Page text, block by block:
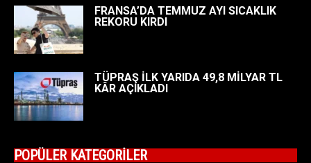
FRANSA’DA TEMMUZ AYI SICAKLIK
REKORU KIRDI
TÜPRAŞ İLK YARIDA 49,8 MİLYAR TL
KÂR AÇIKLADI
POPÜLER KATEGORİLER